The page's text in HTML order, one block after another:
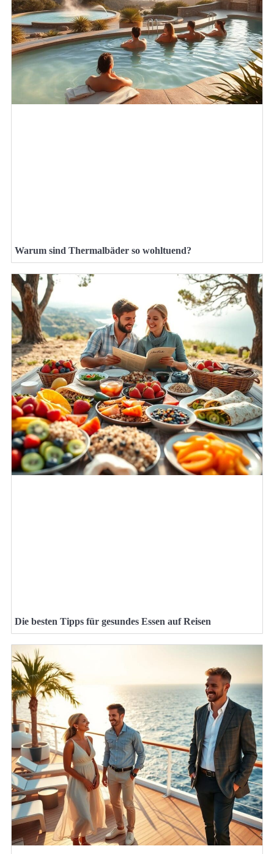
Warum sind Thermalbäder so wohltuend?
Die besten Tipps für gesundes Essen auf Reisen